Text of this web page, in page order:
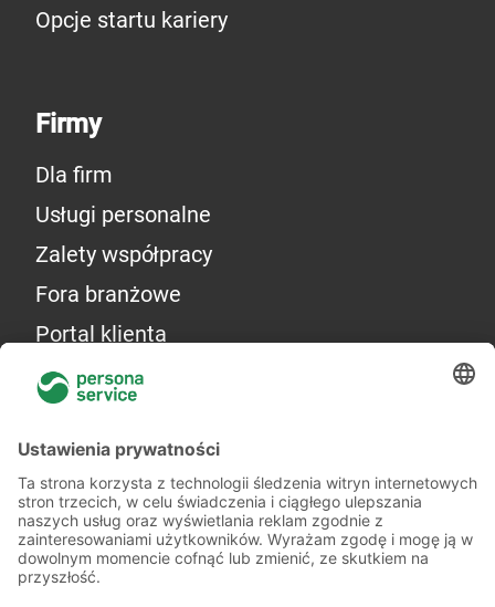
Opcje startu kariery
Firmy
Dla firm
Usługi personalne
Zalety współpracy
Fora branżowe
Portal klienta
Więcej o nas
Kilka słów o nas
Oddziały
Akademia